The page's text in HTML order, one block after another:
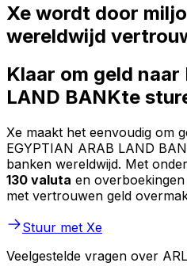
Xe wordt door
wereldwijd
Klaar om geld naar
LAND BANKte
Xe maakt het eenvoudig om
EGYPTIAN ARAB LAND
banken wereldwijd. Met
130 valuta en
met vertrouwen geld
Stuur met Xe
Veelgestelde vragen over